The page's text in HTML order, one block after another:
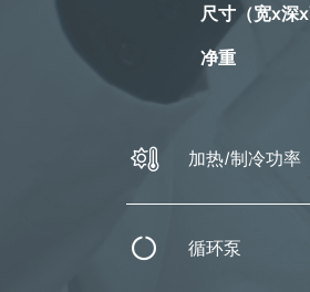
尺寸（宽x深x
净重
加热/制冷功率
循环泵